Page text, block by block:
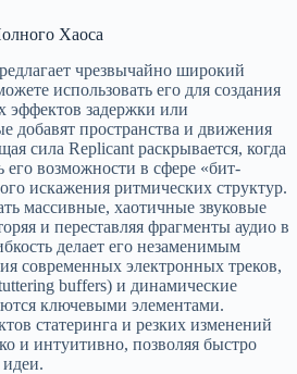
Хаоса
чрезвычайно широкий
использовать его для создания
эффектов задержки или
добавят пространства и движения
сила Replicant раскрывается, когда
его возможности в сфере «бит-
искажения ритмических структур.
массивные, хаотичные звуковые
и переставляя фрагменты аудио в
делает его незаменимым
современных электронных треков,
buffers) и динамические
ключевыми элементами.
статеринга и резких изменений
и интуитивно, позволяя быстро